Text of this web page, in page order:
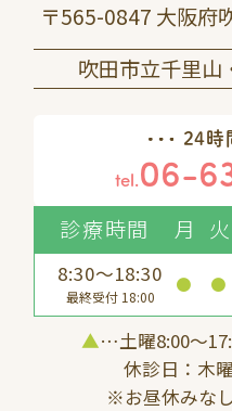
〒565-0847 大阪府
吹田市立千里山
24時
tel.06-
診療時間 月 火
8:30～18:30
最終受付 18:00
● ●
▲…土曜8:00〜
休診日：木
※お昼休みな